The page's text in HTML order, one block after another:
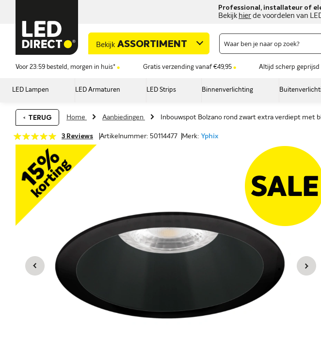
Professional, installateur of
Bekijk hier de voordelen van
Bekijk ASSORTIMENT
Voor 23:59 besteld, morgen in huis* Gratis verzending vanaf €49,95 Altijd scherp geprijsd
LED Lampen LED Armaturen LED Strips Binnenverlichting
TERUG Home Aanbiedingen Inbouwspot Bolzano rond zwart extra verdiept met
Waardering:
3 Reviews Artikelnummer: 50114477 Merk: Yphix